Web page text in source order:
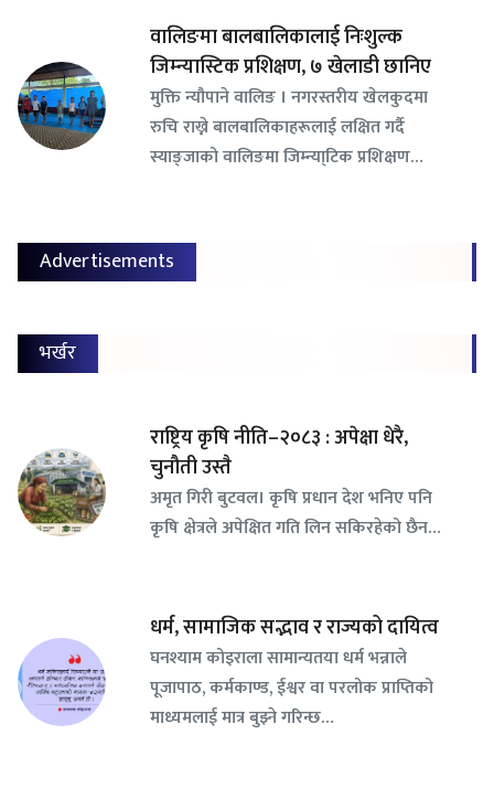
वालिङमा बालबालिकालाई निःशुल्क
जिम्न्यास्टिक प्रशिक्षण, ७ खेलाडी छानिए
​मुक्ति न्यौपाने वालिङ । नगरस्तरीय खेलकुदमा
रुचि राख्ने बालबालिकाहरूलाई लक्षित गर्दै
स्याङ्जाको वालिङमा जिम्न्या्टिक प्रशिक्षण…
Advertisements
भर्खर
राष्ट्रिय कृषि नीति–२०८३ : अपेक्षा धेरै,
चुनौती उस्तै
अमृत गिरी बुटवल। कृषि प्रधान देश भनिए पनि
कृषि क्षेत्रले अपेक्षित गति लिन सकिरहेको छैन…
धर्म, सामाजिक सद्भाव र राज्यको दायित्व
घनश्याम कोइराला सामान्यतया धर्म भन्नाले
पूजापाठ, कर्मकाण्ड, ईश्वर वा परलोक प्राप्तिको
माध्यमलाई मात्र बुझ्ने गरिन्छ…